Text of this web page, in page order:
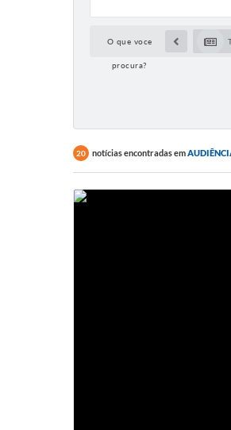
O que voce
procura?
20 notícias encontradas em